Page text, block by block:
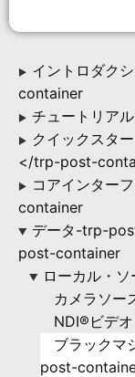
▶ イントロダク
container
▶ チュートリア
▶
クイックスタ
</trp-post-
▶
コアインター
container
▶
データ-trp-
post-container
▶
ローカル・ソ
カメラソー
NDI®ビデオ
ブラックマ
post-